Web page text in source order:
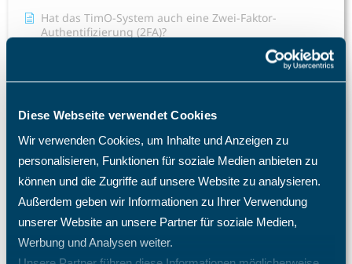
Diese Webseite verwendet Cookies
Wir verwenden Cookies, um Inhalte und Anzeigen zu
personalisieren, Funktionen für soziale Medien anbieten zu
können und die Zugriffe auf unsere Website zu analysieren.
Außerdem geben wir Informationen zu Ihrer Verwendung
unserer Website an unsere Partner für soziale Medien,
Werbung und Analysen weiter.
Hat das TimO-System auch eine Zwei-Faktor-
Authentifizierung (2FA)?
Ich habe mein Passwort vergessen. Was tun?
Ich habe meinen TimO-Zugang gesperrt, was ist zu tun?
Kann ich das TimO-System mit Active Directory (AD)
Mitarbeiter E-Mail Benachrichtigung Konfiguration
Warum benötige ich eine TimO-Lizenz, wie hoch sind
meine Lizenzkosten und wie erhöhe ich die Anzahl der
Lizenzplätze?
Warum fehlen mir bestimmte Menüpunkte und
Einträge im Menü?